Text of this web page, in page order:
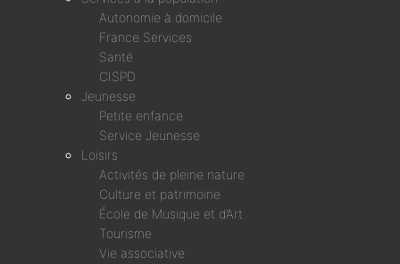
Autonomie à domicile
France Services
Santé
CISPD
Jeunesse
Petite enfance
Service Jeunesse
Loisirs
Activités de pleine nature
Culture et patrimoine
École de Musique et d’Art
Tourisme
Vie associative